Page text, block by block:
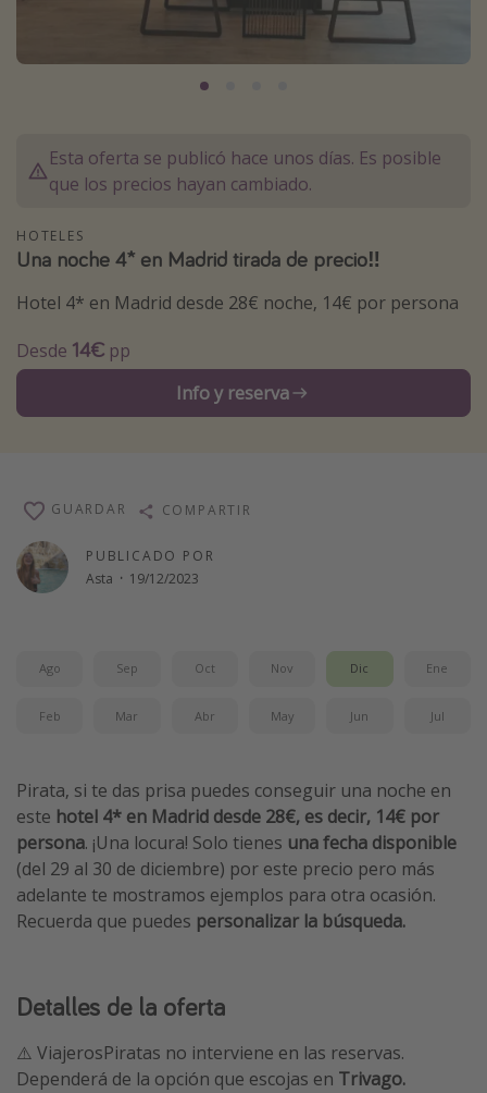
Islas Baleares
Maldivas
Albania
Inspiración para viajes
Camping
Glamping
Viajes en tren
Viajar sola como mujer
Vacaciones de Playa
Viajes para singles
Escapadas románticas
Cruceros por el Mediterráneo
Guía de equipaje de mano
Parques de atracciones
Viaja con musicales
El Rey León el musical
Harry Potter en Londres y otros destinos
Esta oferta se publicó hace unos días. Es posible
que los precios hayan cambiado.
HOTELES
Una noche 4* en Madrid tirada de precio‼️
Hotel 4* en Madrid desde 28€ noche, 14€ por persona
Desde 14€ pp
Info y reserva
PUBLICADO POR
Asta · 19/12/2023
GUARDAR COMPARTIR
Ago Sep Oct Nov Dic Ene
Feb Mar Abr May Jun Jul
Pirata, si te das prisa puedes conseguir una noche en
este hotel 4* en Madrid desde 28€, es decir, 14€ por
persona. ¡Una locura! Solo tienes una fecha disponible
(del 29 al 30 de diciembre) por este precio pero más
adelante te mostramos ejemplos para otra ocasión.
Recuerda que puedes personalizar la búsqueda.
Detalles de la oferta
⚠️ ViajerosPiratas no interviene en las reservas.
Dependerá de la opción que escojas en Trivago.